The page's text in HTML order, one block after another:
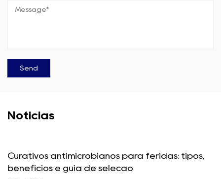
Notícias
Curativos antimicrobianos para feridas: tipos,
benefícios e guia de seleção